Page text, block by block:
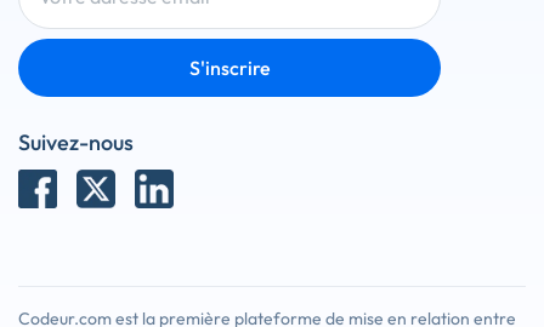
S'inscrire
Suivez-nous
Codeur.com est la première plateforme de mise en relation entre